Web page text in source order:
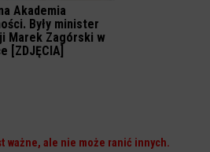
Akademia
Były minister
Marek Zagórski w
[ZDJĘCIA]
ważne, ale nie może ranić innych.